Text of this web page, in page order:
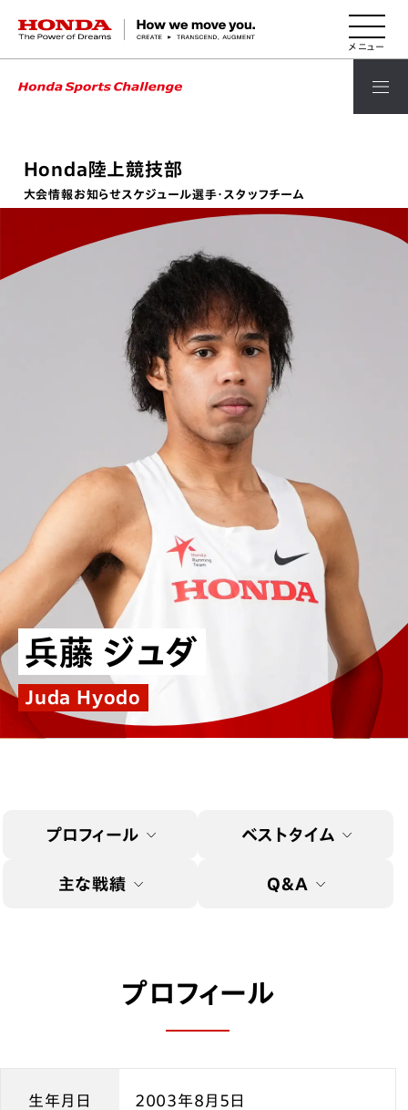
HONDA The Power of Dreams
Honda陸上競技部
大会情報お知らせスケジュール選手・スタッフチーム
兵藤 ジュダ
Juda Hyodo
プロフィール ベストタイム
主な戦績 Q&A
プロフィール
生年月日 2003年8月5日